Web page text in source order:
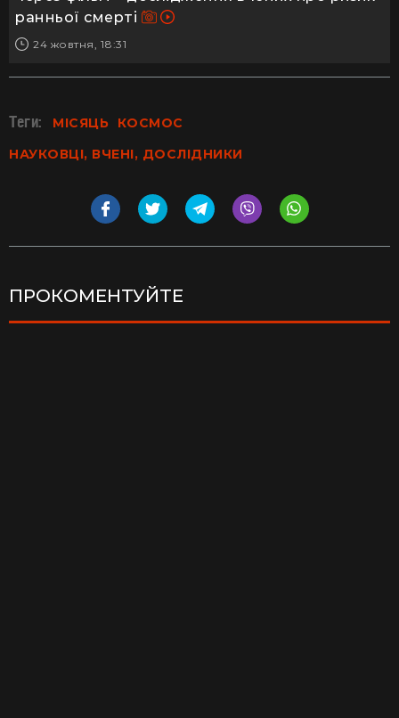
ранньої смерті
24 жовтня, 18:31
Теги: МІСЯЦЬ
КОСМОС
НАУКОВЦІ, ВЧЕНІ, ДОСЛІДНИКИ
ПРОКОМЕНТУЙТЕ